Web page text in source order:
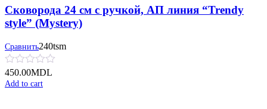
Сковорода 24 см с ручкой, АП линия “Trendy
style” (Mystery)
Сравнить240tsm
450.00MDL
Add to cart